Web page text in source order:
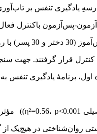
یادگیری تنفس بر
پس‌آزمون باکنترل
اردبیل در سال
قرار گرفتند. جهت
η²=0.56، p<0.001) ) مؤثر
روان‌شناختی در هیچ‌یک از